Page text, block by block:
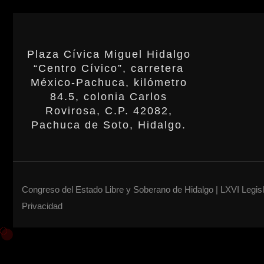
Plaza Cívica Miguel Hidalgo
“Centro Cívico”, carretera
México-Pachuca, kilómetro
84.5, colonia Carlos
Rovirosa, C.P. 42082,
Pachuca de Soto, Hidalgo.
Congreso del Estado Libre y Soberano de Hidalgo | LXVI
Privacidad